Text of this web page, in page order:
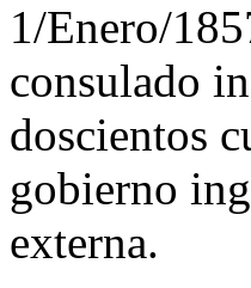
1/Enero/
consulado
doscientos
gobierno
externa.